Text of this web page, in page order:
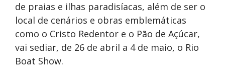
de praias e ilhas paradisíacas, além de ser o
local de cenários e obras emblemáticas
como o Cristo Redentor e o Pão de Açúcar,
vai sediar, de 26 de abril a 4 de maio, o Rio
Boat Show.